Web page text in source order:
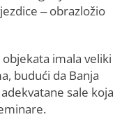
– obrazložio
imala veliki
budući da Banja
sale koja